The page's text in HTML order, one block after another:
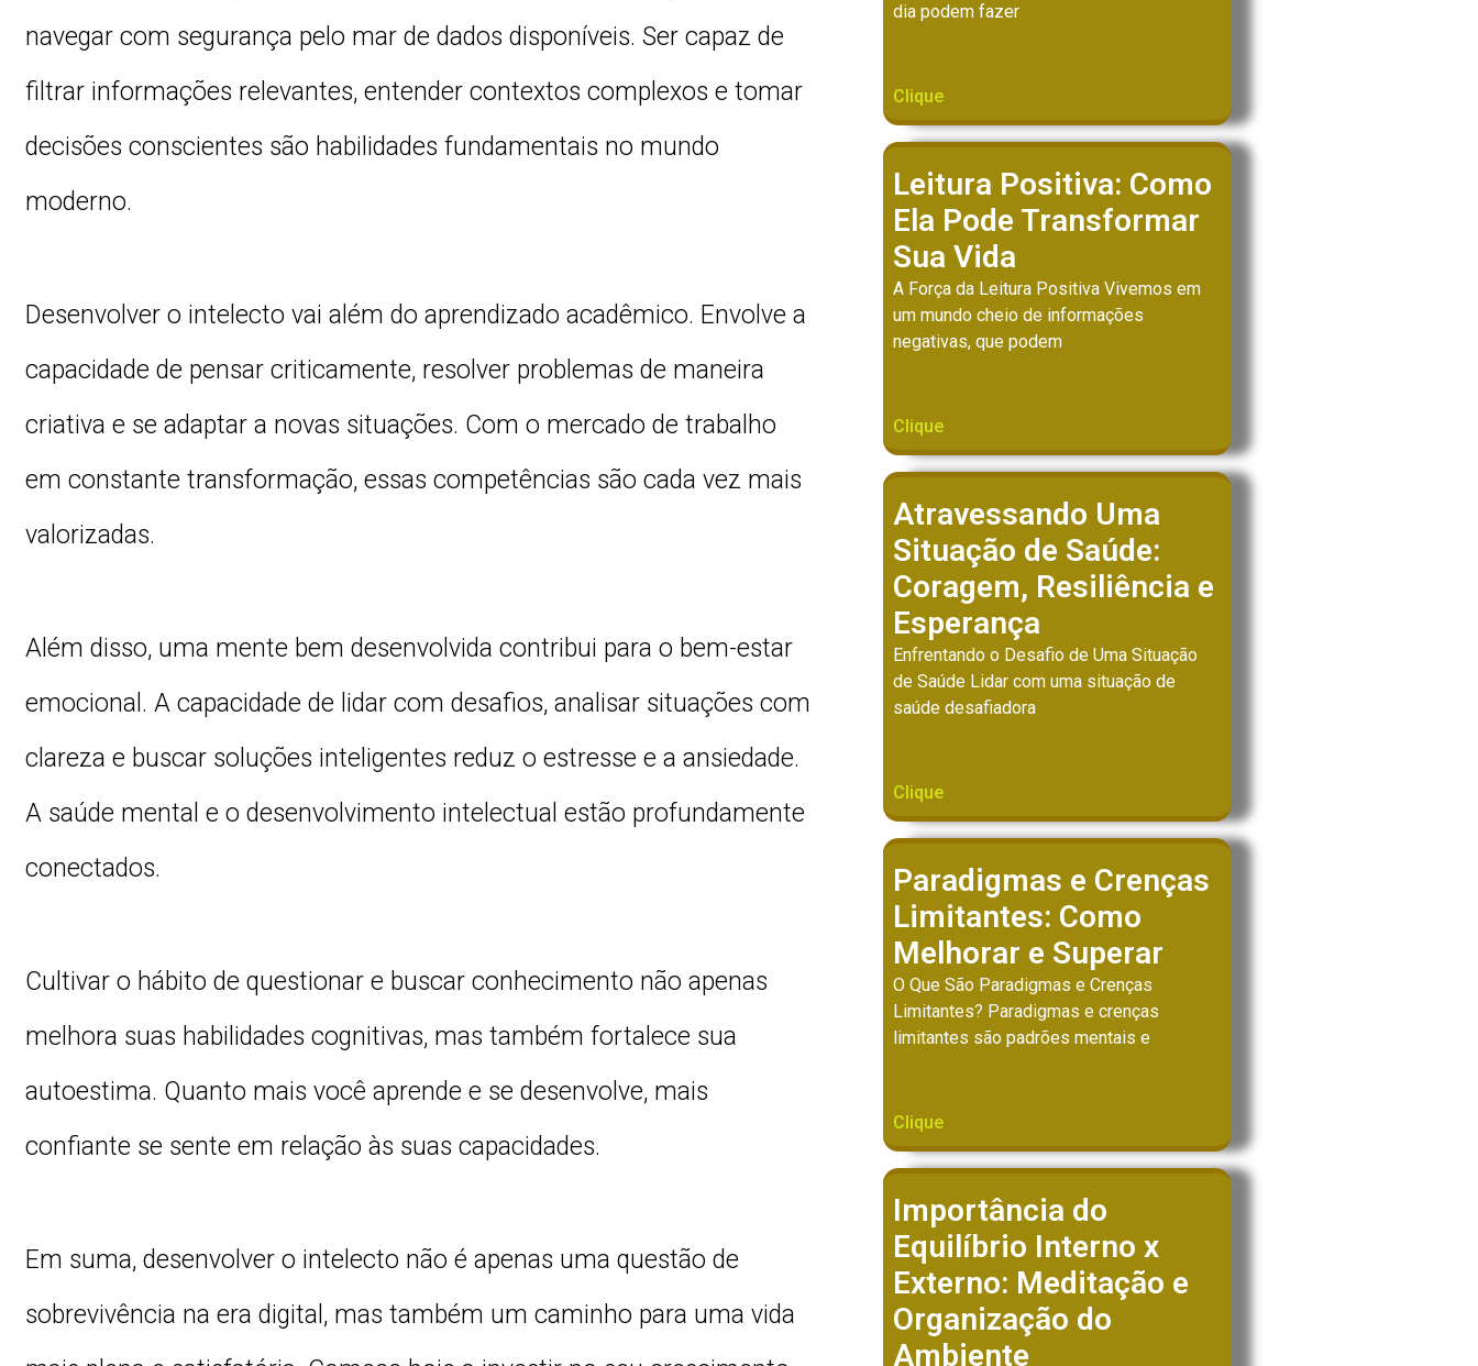
navegar com segurança pelo mar de dados disponíveis. Ser capaz de
filtrar informações relevantes, entender contextos complexos e tomar
decisões conscientes são habilidades fundamentais no mundo
moderno.
Desenvolver o intelecto vai além do aprendizado acadêmico. Envolve a
capacidade de pensar criticamente, resolver problemas de maneira
criativa e se adaptar a novas situações. Com o mercado de trabalho
em constante transformação, essas competências são cada vez mais
valorizadas.
Além disso, uma mente bem desenvolvida contribui para o bem-estar
emocional. A capacidade de lidar com desafios, analisar situações com
clareza e buscar soluções inteligentes reduz o estresse e a ansiedade.
A saúde mental e o desenvolvimento intelectual estão profundamente
conectados.
Cultivar o hábito de questionar e buscar conhecimento não apenas
melhora suas habilidades cognitivas, mas também fortalece sua
autoestima. Quanto mais você aprende e se desenvolve, mais
confiante se sente em relação às suas capacidades.
Em suma, desenvolver o intelecto não é apenas uma questão de
sobrevivência na era digital, mas também um caminho para uma vida
dia podem fazer
Clique
Leitura Positiva: Como
Ela Pode Transformar
Sua Vida
A Força da Leitura Positiva Vivemos em
um mundo cheio de informações
negativas, que podem
Clique
Atravessando Uma
Situação de Saúde:
Coragem, Resiliência e
Esperança
Enfrentando o Desafio de Uma Situação
de Saúde Lidar com uma situação de
saúde desafiadora
Clique
Paradigmas e Crenças
Limitantes: Como
Melhorar e Superar
O Que São Paradigmas e Crenças
Limitantes? Paradigmas e crenças
limitantes são padrões mentais e
Clique
Importância do
Equilíbrio Interno x
Externo: Meditação e
Organização do
Ambiente